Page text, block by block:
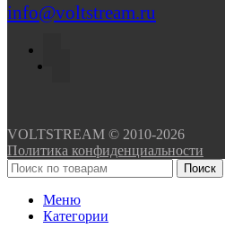
info@voltstream.ru
VOLTSTREAM © 2010-2026
Политика конфиденциальности
Поиск
Меню
Категории